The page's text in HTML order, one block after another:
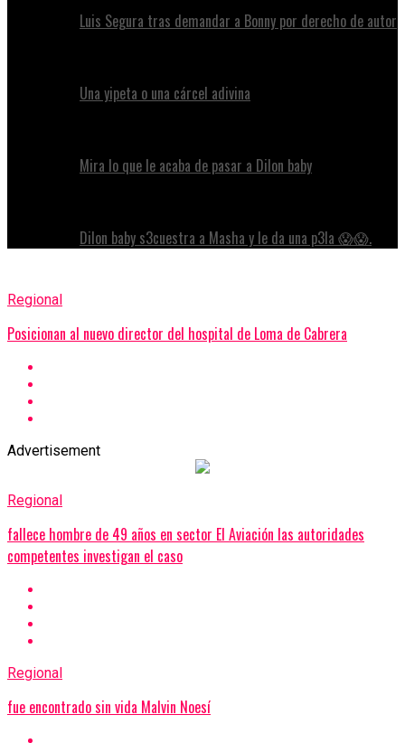
Luis Segura tras demandar a Bonny por derecho de autor
Una yipeta o una cárcel adivina
Mira lo que le acaba de pasar a Dilon baby
Dilon baby s3cuestra a Masha y le da una p3la 😱😱.
Regional
Posicionan al nuevo director del hospital de Loma de Cabrera
Advertisement
Regional
fallece hombre de 49 años en sector El Aviación las autoridades
competentes investigan el caso
Regional
fue encontrado sin vida Malvin Noesí